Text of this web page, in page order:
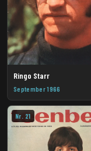
Ringo Starr
September 1966
Nr. 21